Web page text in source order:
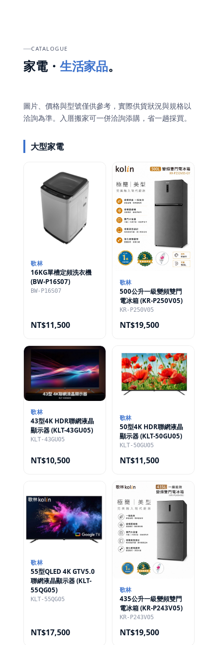
CATALOGUE
家電・ 生活家品。
圖片、價格與型號僅供參考，實際供貨狀況與規格以
洽詢為準。入厝搬家可一併洽詢添購，省一趟採買。
大型家電
歌林
16KG單槽定頻洗衣機
(BW-P16S07)
BW-P16S07
NT$11,500
歌林
500公升一級變頻雙門
電冰箱 (KR-P250V05)
KR-P250V05
NT$19,500
歌林
43型4K HDR聯網液晶
顯示器 (KLT-43GU05)
KLT-43GU05
NT$10,500
歌林
50型4K HDR聯網液晶
顯示器 (KLT-50GU05)
KLT-50GU05
NT$11,500
歌林
55型QLED 4K GTV5.0
聯網液晶顯示器 (KLT-
55QG05)
KLT-55QG05
NT$17,500
歌林
435公升一級變頻雙門
電冰箱 (KR-P243V05)
KR-P243V05
NT$19,500